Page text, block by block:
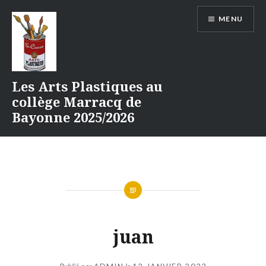
contenu
Les Arts Plastiques au
collège Marracq de
Bayonne 2025/2026
MENU
juan